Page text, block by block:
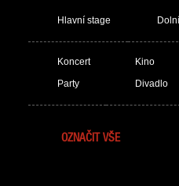
Hlavní stage
Koncert
Party
Kino
Divadlo
OZNAČIT VŠE